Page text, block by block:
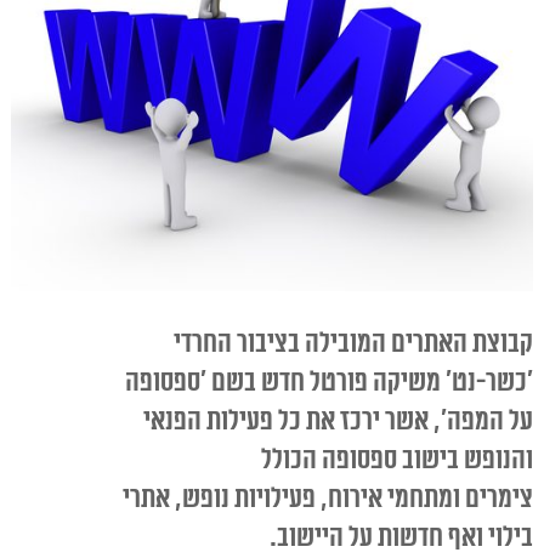
קבוצת האתרים המובילה בציבור החרדי
'כשר-נט' משיקה פורטל חדש בשם'ספסופה
על המפה', אשר ירכז את כל פעילות הפנאי
והנופש בישוב ספסופה הכולל
צימרים ומתחמי אירוח, פעילויות נופש, אתרי
בילוי ואף חדשות על היישוב.